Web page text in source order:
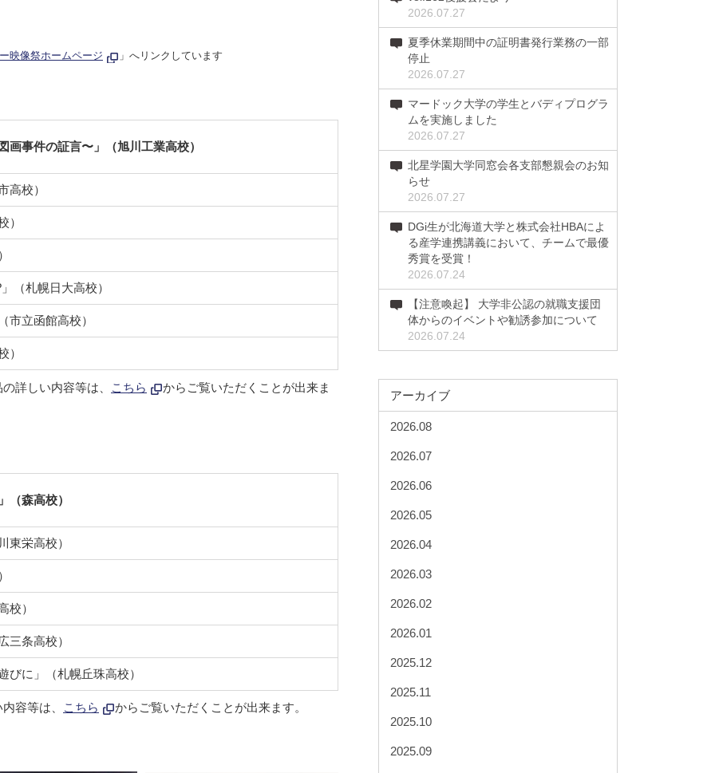
映像祭ホームページ 」へリンクしています
画事件の証言〜」（旭川工業高校）
高校）
）
（札幌日大高校）
市立函館高校）
）
詳しい内容等は、 こちら
からご覧いただくことが出来ま
（森高校）
東栄高校）
校）
三条高校）
びに」（札幌丘珠高校）
容等は、 こちら からご覧いただくことが出来ます。
2026.07.27
夏季休業期間中の証明書発行業務の一部
停止
2026.07.27
マードック大学の学生とバディプログラ
ムを実施しました
2026.07.27
北星学園大学同窓会各支部懇親会のお知
らせ
2026.07.27
DGi生が北海道大学と株式会社HBAによ
る産学連携講義において、チームで最優
秀賞を受賞！
2026.07.24
【注意喚起】 大学非公認の就職支援団
体からのイベントや勧誘参加について
2026.07.24
アーカイブ
2026.08
2026.07
2026.06
2026.05
2026.04
2026.03
2026.02
2026.01
2025.12
2025.11
2025.10
2025.09